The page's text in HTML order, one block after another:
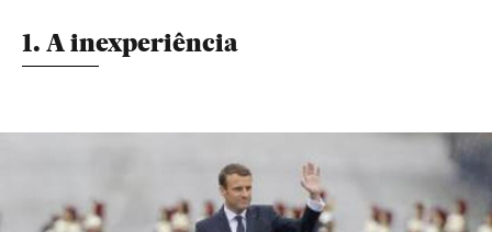
1. A inexperiência